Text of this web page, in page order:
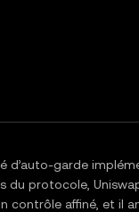
d’auto-garde
du protocole,
contrôle affiné, et il